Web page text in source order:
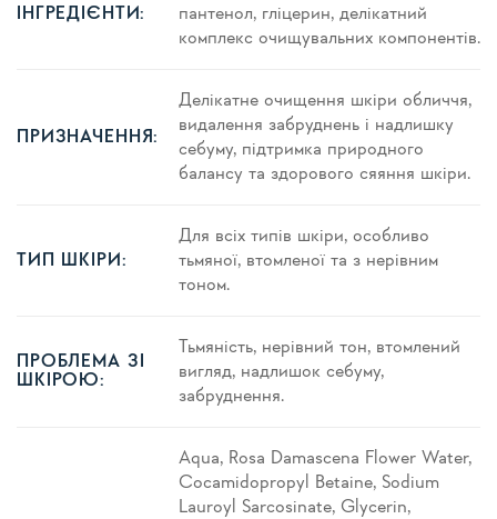
ІНГРЕДІЄНТИ:
пантенол, гліцерин, делікатний
комплекс очищувальних компонентів.
ПРИЗНАЧЕННЯ:
Делікатне очищення шкіри обличчя,
видалення забруднень і надлишку
себуму, підтримка природного
балансу та здорового сяяння шкіри.
ТИП ШКІРИ:
Для всіх типів шкіри, особливо
тьмяної, втомленої та з нерівним
тоном.
ПРОБЛЕМА ЗІ
ШКІРОЮ:
Тьмяність, нерівний тон, втомлений
вигляд, надлишок себуму,
забруднення.
Aqua, Rosa Damascena Flower Water,
Cocamidopropyl Betaine, Sodium
Lauroyl Sarcosinate, Glycerin,